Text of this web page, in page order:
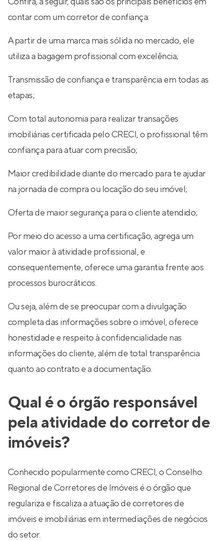
contar com um corretor de confiança:
A partir de uma marca mais sólida no mercado, ele
utiliza a bagagem profissional com excelência;
Transmissão de confiança e transparência em todas as
etapas;
Com total autonomia para realizar transações
imobiliárias certificada pelo CRECI, o profissional têm
confiança para atuar com precisão;
Maior credibilidade diante do mercado para te ajudar
na jornada de compra ou locação do seu imóvel;
Oferta de maior segurança para o cliente atendido;
Por meio do acesso a uma certificação, agrega um
valor maior à atividade profissional, e
consequentemente, oferece uma garantia frente aos
processos burocráticos.
Ou seja, além de se preocupar com a divulgação
completa das informações sobre o imóvel, oferece
honestidade e respeito à confidencialidade nas
informações do cliente, além de total transparência
quanto ao contrato e a documentação.
Qual é o órgão responsável
pela atividade do corretor de
imóveis?
Conhecido popularmente como CRECI, o Conselho
Regional de Corretores de Imóveis é o órgão que
regulariza e fiscaliza a atuação de corretores de
imóveis e imobiliárias em intermediações de negócios
do setor.